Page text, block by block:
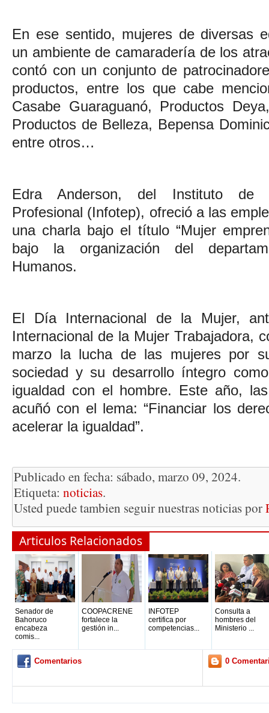
En ese sentido, mujeres de diversas
un ambiente de camaradería de los
contó con un conjunto de
productos, entre los que cabe
Casabe Guaraguanó, Productos
Productos de Belleza, Bepensa
entre otros…
Edra Anderson, del Instituto de
Profesional (Infotep), ofreció a las
una charla bajo el título “Mujer
bajo la organización del
Humanos.
El Día Internacional de la Mujer,
Internacional de la Mujer Trabajadora,
marzo la lucha de las mujeres por
sociedad y su desarrollo íntegro
igualdad con el hombre. Este año,
acuñó con el lema: “Financiar los
acelerar la igualdad”.
Publicado en fecha: sábado, marzo 09, 2024.
Etiqueta: noticias.
Usted puede tambien seguir nuestras noticias por
Articulos Relacionados
Senador de
Bahoruco
encabeza
comis...
COOPACRENE
fortalece la
gestión in...
INFOTEP
certifica por
competencias...
Consulta a
hombres del
Ministerio ...
Comentarios 0